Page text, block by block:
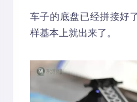
车子的底盘已经拼接好
样基本上就出来了。